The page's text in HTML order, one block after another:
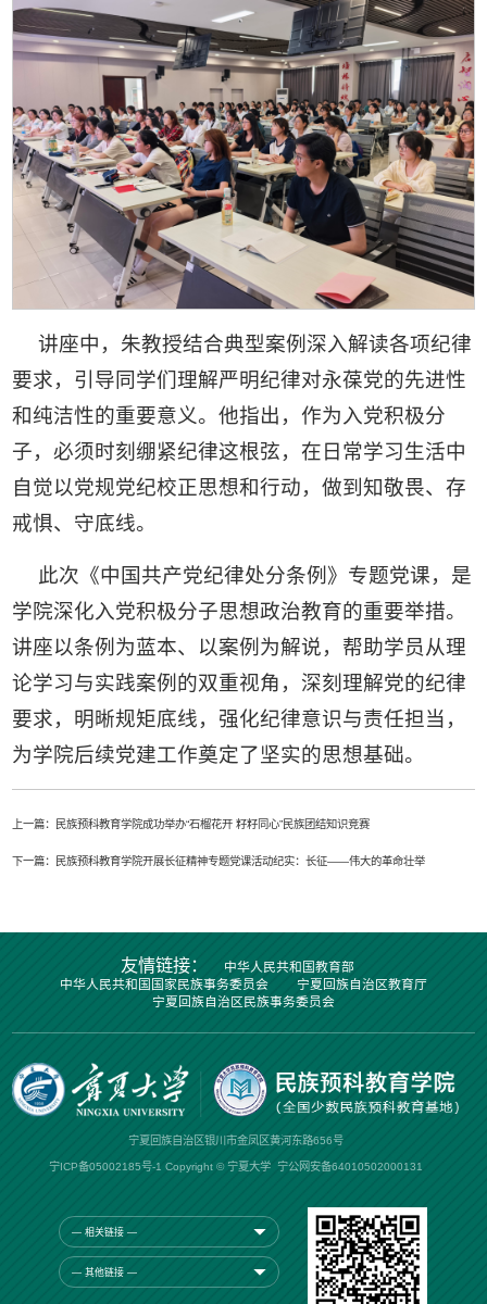
讲座中，朱教授结合典型案例深入解读各项纪律
要求，引导同学们理解严明纪律对永葆党的先进性
和纯洁性的重要意义。他指出，作为入党积极分
子，必须时刻绷紧纪律这根弦，在日常学习生活中
自觉以党规党纪校正思想和行动，做到知敬畏、存
戒惧、守底线。
此次《中国共产党纪律处分条例》专题党课，是
学院深化入党积极分子思想政治教育的重要举措。
讲座以条例为蓝本、以案例为解说，帮助学员从理
论学习与实践案例的双重视角，深刻理解党的纪律
要求，明晰规矩底线，强化纪律意识与责任担当，
为学院后续党建工作奠定了坚实的思想基础。
上一篇： 民族预科教育学院成功举办“石榴花开 籽籽同心”民族团结知识竞赛
下一篇： 民族预科教育学院开展长征精神专题党课活动纪实：长征——伟大的革命壮举
友情链接：
中华人民共和国教育部
中华人民共和国国家民族事务委员会
宁夏回族自治区教育厅
宁夏回族自治区民族事务委员会
宁夏回族自治区银川市金凤区黄河东路656号
宁ICP备05002185号-1 Copyright © 宁夏大学 宁公网安备64010502000131
— 相关链接 —
— 其他链接 —